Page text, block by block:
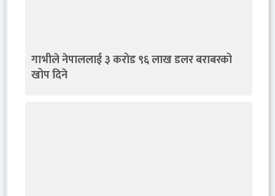
गाभीले नेपाललाई ३ करोड ९६ लाख डलर बराबरको
खोप दिने